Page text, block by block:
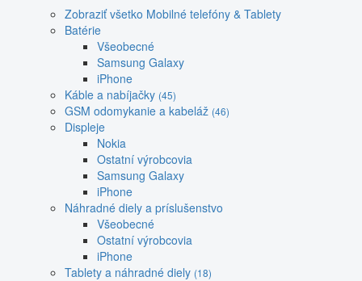
Zobraziť všetko Mobilné telefóny & Tablety
Batérie
Všeobecné
Samsung Galaxy
iPhone
Káble a nabíjačky (45)
GSM odomykanie a kabeláž (46)
Displeje
Nokia
Ostatní výrobcovia
Samsung Galaxy
iPhone
Náhradné diely a príslušenstvo
Všeobecné
Ostatní výrobcovia
iPhone
Tablety a náhradné diely (18)